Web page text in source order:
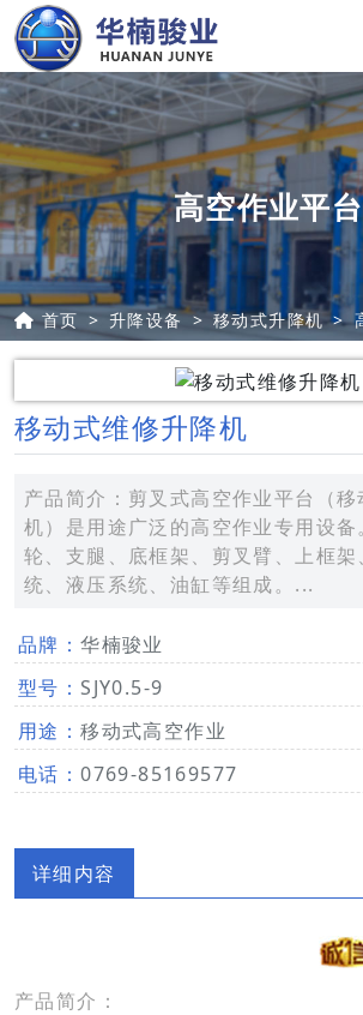
高空作业平台
首页 升降设备 移动式升降机
移动式维修升降机
产品简介：剪叉式高空作业平台（移
机）是用途广泛的高空作业专用设备
轮、支腿、底框架、剪叉臂、上框
统、液压系统、油缸等组成。...
品牌：华楠骏业
型号：SJY0.5-9
用途：移动式高空作业
电话：0769-85169577
详细内容
产品简介：